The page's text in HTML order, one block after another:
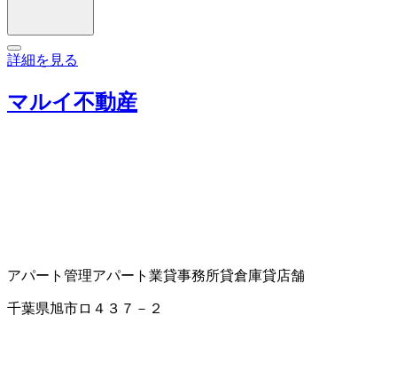
詳細を見る
マルイ不動産
アパート管理アパート業貸事務所貸倉庫貸店舗
千葉県旭市ロ４３７－２